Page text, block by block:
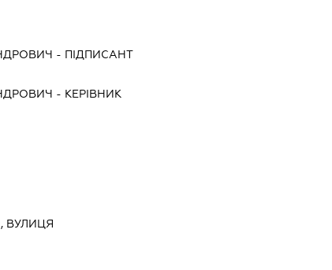
- ПІДПИСАНТ
- КЕРІВНИК
ВУЛИЦЯ